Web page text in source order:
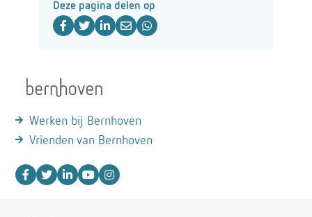
Deze pagina delen op
Werken bij Bernhoven
Vrienden van Bernhoven